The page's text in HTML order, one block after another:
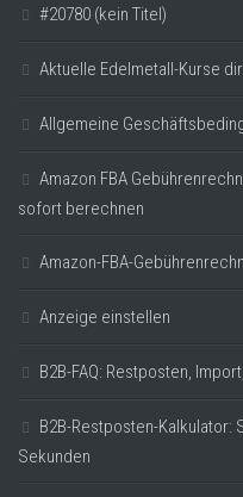
#20780 (kein Titel)
Aktuelle Edelmetall-Kurse
Allgemeine
Amazon FBA
sofort berechnen
Amazon-FBA-
Anzeige einstellen
B2B-FAQ: Restposten,
B2B-Restposten-
Sekunden